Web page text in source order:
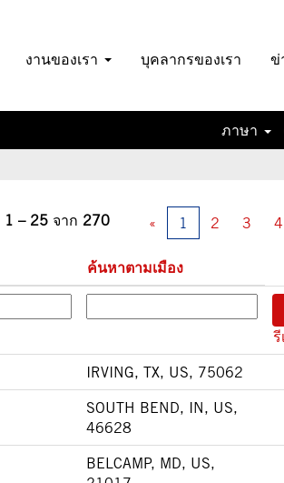
งานของเรา บุคลากรของเรา ข่
ภาษา
1 – 25 จาก 270 « 1 2 3 4
ค้นหาตามเมือง
รี
IRVING, TX, US, 75062
SOUTH BEND, IN, US,
46628
BELCAMP, MD, US,